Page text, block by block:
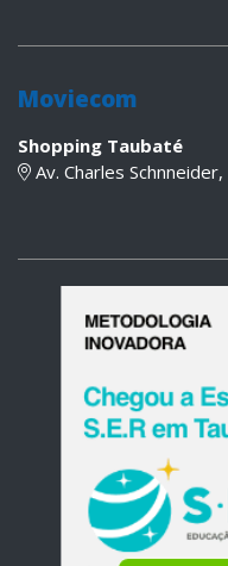
Moviecom
Shopping Taubaté
Av. Charles